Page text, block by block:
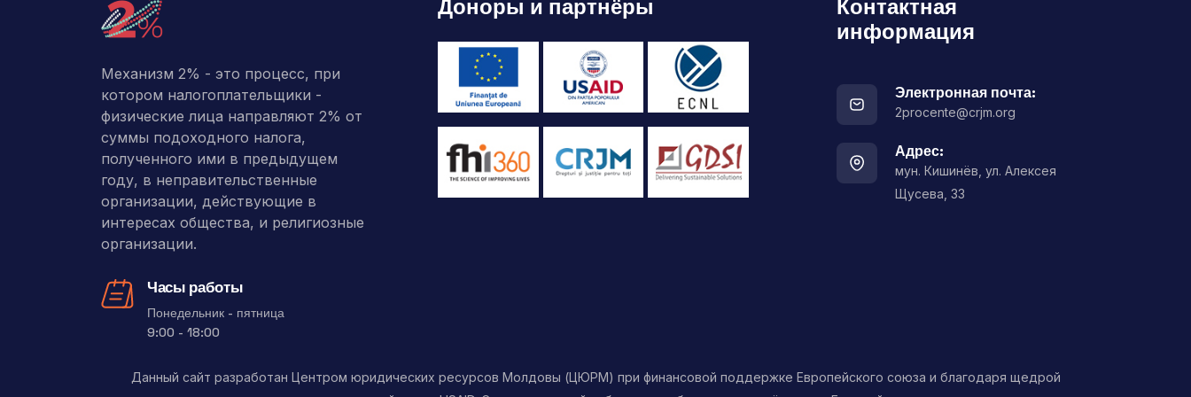
Механизм 2% - это процесс, при
котором налогоплательщики -
физические лица направляют 2% от
суммы подоходного налога,
полученного ими в предыдущем
году, в неправительственные
организации, действующие в
интересах общества, и религиозные
организации.
Часы работы
Понедельник - пятница
9:00 - 18:00
Доноры и партнёры
Контактная
информация
Электронная почта:
2procente@crjm.org
Адрес:
мун. Кишинёв, ул. Алексея
Щусева, 33
Данный сайт разработан Центром юридических ресурсов Молдовы (ЦЮРМ) при финансовой поддержке Европейского союза и благодаря щедрой